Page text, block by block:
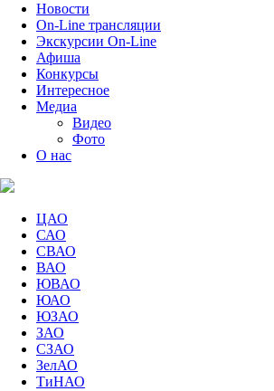
Новости
On-Line трансляции
Экскурсии On-Line
Афиша
Конкурсы
Интересное
Медиа
Видео
Фото
О нас
ЦАО
САО
СВАО
ВАО
ЮВАО
ЮАО
ЮЗАО
ЗАО
СЗАО
ЗелАО
ТиНАО